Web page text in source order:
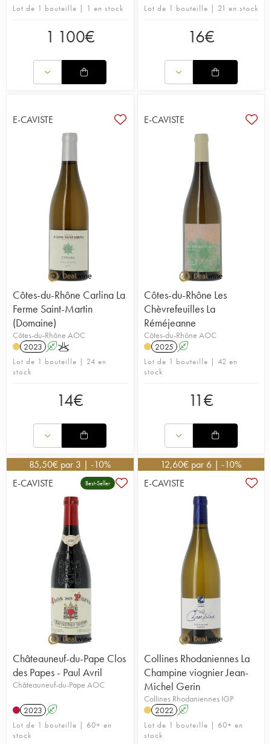
Lot de 1 bouteille | 1 en stock
1 100€
Lot de 1 bouteille | 21 en stock
16€
E-CAVISTE
Côtes-du-Rhône Carlina La
Ferme Saint-Martin
(Domaine)
Côtes-du-Rhône AOC
2023 AK
Lot de 1 bouteille | 24 en
stock
14€
E-CAVISTE
Côtes-du-Rhône Les
Chèvrefeuilles La
Réméjeanne
Côtes-du-Rhône AOC
2025 A
Lot de 1 bouteille | 42 en
stock
11€
85,50€ par 3 | -10%
E-CAVISTE
Best-Seller
Châteauneuf-du-Pape Clos
des Papes - Paul Avril
Châteauneuf-du-Pape AOC
2023 A
Lot de 1 bouteille | 60+ en
stock
12,60€ par 6 | -10%
E-CAVISTE
Collines Rhodaniennes La
Champine viognier Jean-
Michel Gerin
Collines Rhodaniennes IGP
2022 A
Lot de 1 bouteille | 60+ en
stock